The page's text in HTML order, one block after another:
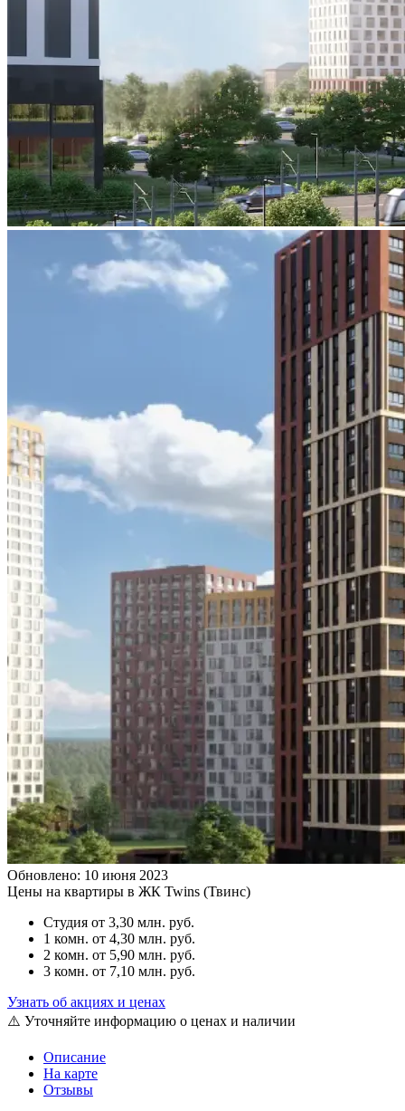
Обновлено: 10 июня 2023
Цены на квартиры в ЖК Twins (Твинс)
Студия от 3,30 млн. руб.
1 комн. от 4,30 млн. руб.
2 комн. от 5,90 млн. руб.
3 комн. от 7,10 млн. руб.
Узнать об акциях и ценах
⚠️ Уточняйте информацию о ценах и наличии
Описание
На карте
Отзывы